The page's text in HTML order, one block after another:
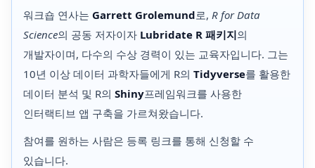
워크숍 연사는 Garrett Grolemund로, R for Data
Science의 공동 저자이자 Lubridate R 패키지의
개발자이며, 다수의 수상 경력이 있는 교육자입니다. 그는
10년 이상 데이터 과학자들에게 R의 Tidyverse를 활용한
데이터 분석 및 R의 Shiny프레임워크를 사용한
인터랙티브 앱 구축을 가르쳐왔습니다.
참여를 원하는 사람은 등록 링크를 통해 신청할 수
있습니다.